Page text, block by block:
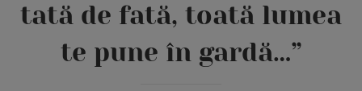
tată de fată, toată lumea
te pune în gardă…”